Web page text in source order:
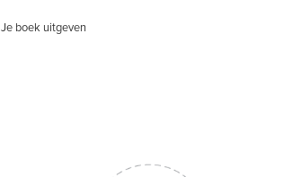
Je boek uitgeven